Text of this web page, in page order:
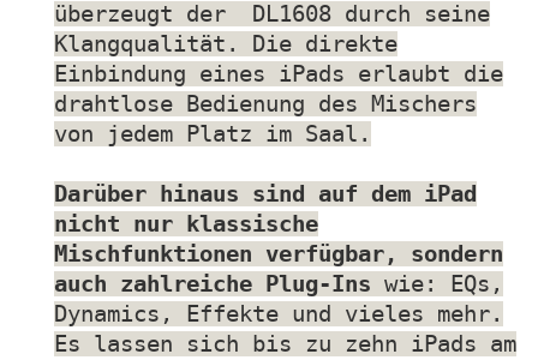
überzeugt der DL1608 durch seine
Klangqualität. Die direkte
Einbindung eines iPads erlaubt die
drahtlose Bedienung des Mischers
von jedem Platz im Saal.
Darüber hinaus sind auf dem iPad
nicht nur klassische
Mischfunktionen verfügbar, sondern
auch zahlreiche Plug-Ins wie: EQs,
Dynamics, Effekte und vieles mehr.
Es lassen sich bis zu zehn iPads am